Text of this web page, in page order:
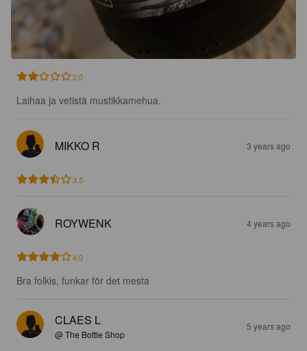
2.0
Laihaa ja vetistä mustikkamehua.
MIKKO R 3 years ago
3.5
ROYWENK 4 years ago
4.0
Bra folkis, funkar för det mesta
CLAES L
@ The Bottle Shop
5 years ago